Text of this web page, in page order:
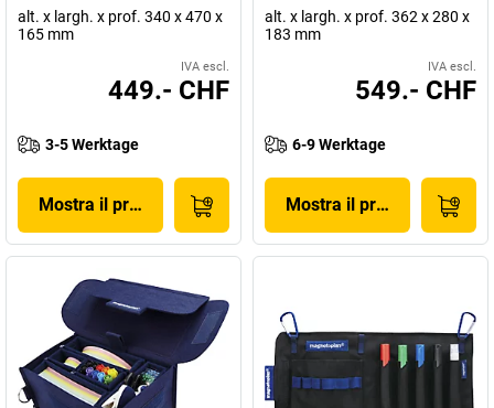
alt. x largh. x prof. 340 x 470 x
165 mm
IVA escl.
449.- CHF
3-5 Werktage
Mostra il prodotto
alt. x largh. x prof. 362 x 280 x
183 mm
IVA escl.
549.- CHF
6-9 Werktage
Mostra il prodotto